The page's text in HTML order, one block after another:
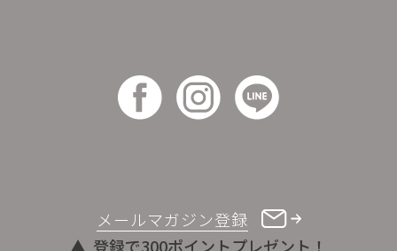
メールマガジン登録
登録で300ポイントプレゼント！